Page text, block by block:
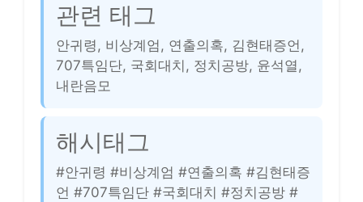
관련 태그
안귀령, 비상계엄, 연출의혹, 김현태증언,
707특임단, 국회대치, 정치공방, 윤석열,
내란음모
해시태그
#안귀령 #비상계엄 #연출의혹 #김현태증
언 #707특임단 #국회대치 #정치공방 #